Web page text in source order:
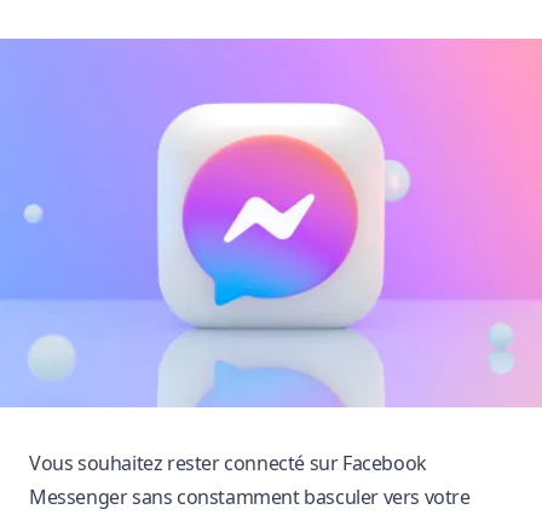
Vous souhaitez rester connecté sur Facebook
Messenger sans constamment basculer vers votre